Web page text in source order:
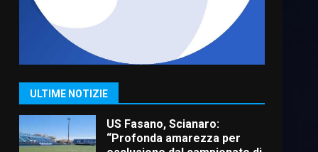
ULTIME NOTIZIE
1
“I Contestatori: Musica di
Rivoluzione”: nuovo
appuntamento con “Fasano in
US Fasano, Scianaro:
“Profonda amarezza per